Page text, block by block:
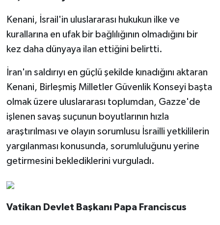
Kenani, İsrail'in uluslararası hukukun ilke ve
kurallarına en ufak bir bağlılığının olmadığını bir
kez daha dünyaya ilan ettiğini belirtti.
İran'ın saldırıyı en güçlü şekilde kınadığını aktaran
Kenani, Birleşmiş Milletler Güvenlik Konseyi başta
olmak üzere uluslararası toplumdan, Gazze'de
işlenen savaş suçunun boyutlarının hızla
araştırılması ve olayın sorumlusu İsrailli yetkililerin
yargılanması konusunda, sorumluluğunu yerine
getirmesini beklediklerini vurguladı.
Vatikan Devlet Başkanı Papa Franciscus